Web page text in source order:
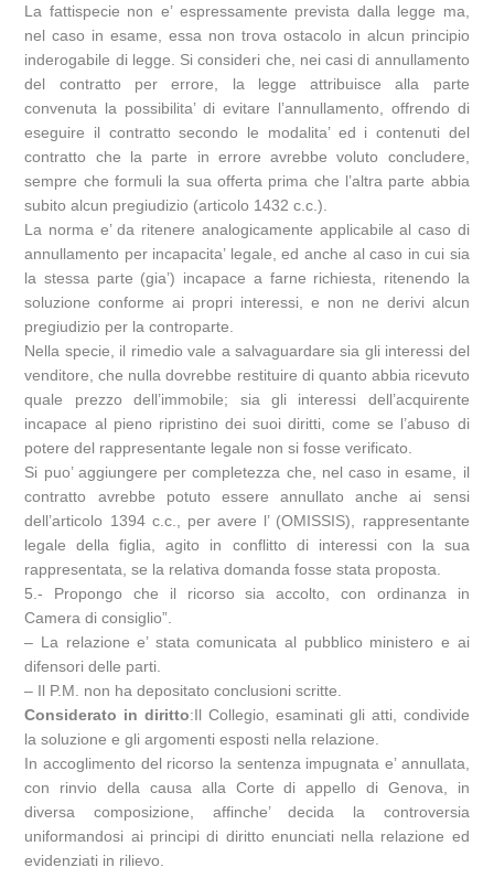
La fattispecie non e’ espressamente prevista dalla legge ma,
nel caso in esame, essa non trova ostacolo in alcun principio
inderogabile di legge. Si consideri che, nei casi di annullamento
del contratto per errore, la legge attribuisce alla parte
convenuta la possibilita’ di evitare l’annullamento, offrendo di
eseguire il contratto secondo le modalita’ ed i contenuti del
contratto che la parte in errore avrebbe voluto concludere,
sempre che formuli la sua offerta prima che l’altra parte abbia
subito alcun pregiudizio (articolo 1432 c.c.).
La norma e’ da ritenere analogicamente applicabile al caso di
annullamento per incapacita’ legale, ed anche al caso in cui sia
la stessa parte (gia’) incapace a farne richiesta, ritenendo la
soluzione conforme ai propri interessi, e non ne derivi alcun
pregiudizio per la controparte.
Nella specie, il rimedio vale a salvaguardare sia gli interessi del
venditore, che nulla dovrebbe restituire di quanto abbia ricevuto
quale prezzo dell’immobile; sia gli interessi dell’acquirente
incapace al pieno ripristino dei suoi diritti, come se l’abuso di
potere del rappresentante legale non si fosse verificato.
Si puo’ aggiungere per completezza che, nel caso in esame, il
contratto avrebbe potuto essere annullato anche ai sensi
dell’articolo 1394 c.c., per avere l’ (OMISSIS), rappresentante
legale della figlia, agito in conflitto di interessi con la sua
rappresentata, se la relativa domanda fosse stata proposta.
5.- Propongo che il ricorso sia accolto, con ordinanza in
Camera di consiglio”.
– La relazione e’ stata comunicata al pubblico ministero e ai
difensori delle parti.
– Il P.M. non ha depositato conclusioni scritte.
Considerato in diritto:Il Collegio, esaminati gli atti, condivide
la soluzione e gli argomenti esposti nella relazione.
In accoglimento del ricorso la sentenza impugnata e’ annullata,
con rinvio della causa alla Corte di appello di Genova, in
diversa composizione, affinche’ decida la controversia
uniformandosi ai principi di diritto enunciati nella relazione ed
evidenziati in rilievo.